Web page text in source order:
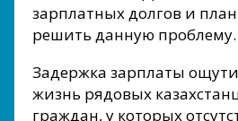
зарплатных долгов и
решить данную проблему.
Задержка зарплаты
жизнь рядовых
граждан, у которых